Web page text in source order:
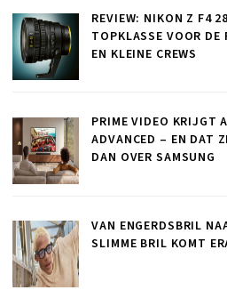
REVIEW: NIKON Z F4
TOPKLASSE VOOR DE
EN KLEINE CREWS
PRIME VIDEO KRIJGT
ADVANCED – EN DAT
DAN OVER SAMSUNG
VAN ENGERDSBRIL
SLIMME BRIL KOMT